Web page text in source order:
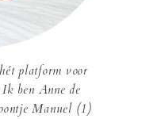
platform voor
ben Anne de
Manuel (1)